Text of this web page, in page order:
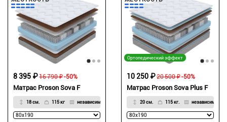
Матрас Proson Sova F
18 см. 115 кг независимый
16 790 ₽
8 395 ₽ -50%
Ортопедический эффект
Матрас Proson Sova Plus F
20 см. 115 кг. независимый
20 500 ₽
10 250 ₽ -50%